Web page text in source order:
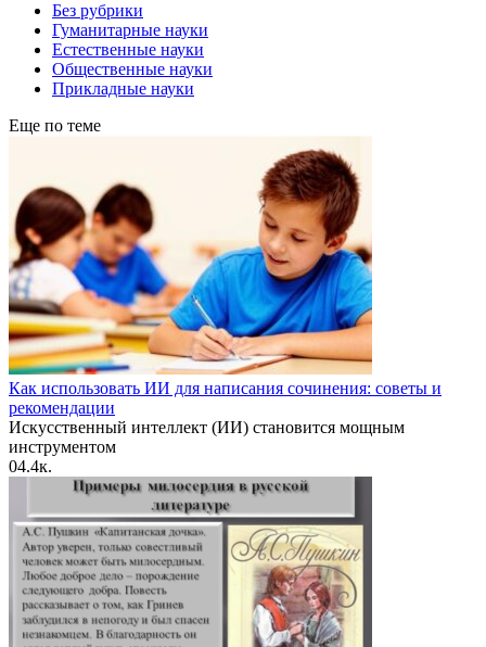
Без рубрики
Гуманитарные науки
Естественные науки
Общественные науки
Прикладные науки
Еще по теме
Как использовать ИИ для написания сочинения: советы и
рекомендации
Искусственный интеллект (ИИ) становится мощным
инструментом
04.4к.